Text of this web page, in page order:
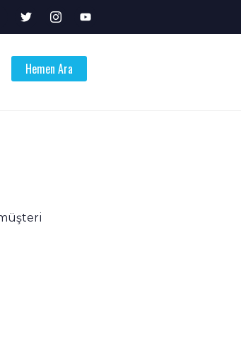
Hemen Ara